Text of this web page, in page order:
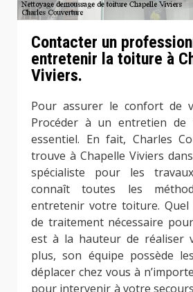
Contacter un
entretenir la toiture à
Viviers.
Pour assurer le confort de
Procéder à un entretien
essentiel. En fait, Charles
trouve à Chapelle Viviers
spécialiste pour les
connaît toutes les
entretenir votre toiture.
de traitement nécessaire
est à la hauteur de réaliser
plus, son équipe possède
déplacer chez vous à
pour intervenir à votre